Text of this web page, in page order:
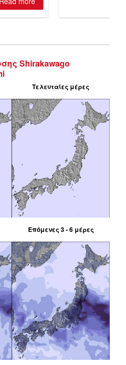
Shirakawago
Τελευταίες μέρες
Επόμενες 3 - 6 μέρες